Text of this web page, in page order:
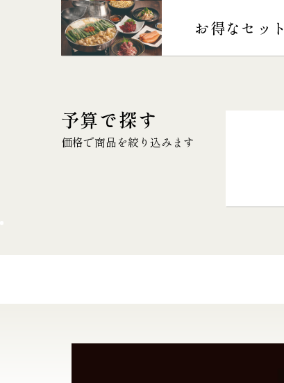
お得なセット
予算で探す
価格で商品を絞り込みます